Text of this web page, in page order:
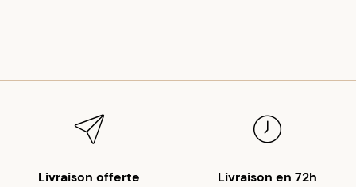
Livraison offerte
Livraison en 72h